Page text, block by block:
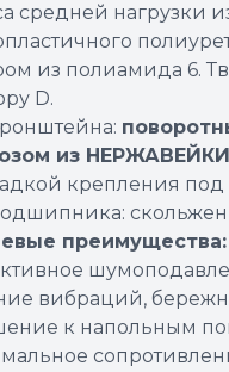
средней нагрузки
из полиамида 6.
D.
из
крепления под
преимущества:
вибраций,
к напольным